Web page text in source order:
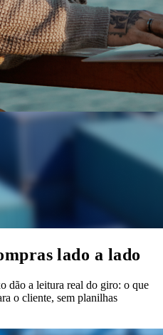
lado a lado
dão a leitura real do giro: o que
o cliente, sem planilhas